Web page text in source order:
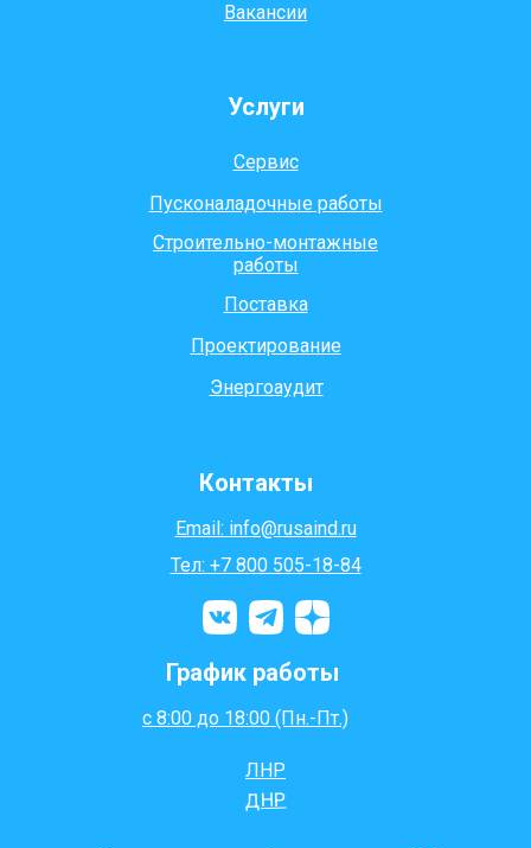
Услуги
Проектирование
Контакты
Email: info@rusaind.ru
Тел: +7 800 505-18-84
Энергоаудит
Поставка
Строительно-монтажные
работы
Пусконаладочные работы
Сервис
Вакансии
ДНР
ЛНР
с 8:00 до 18:00 (Пн.-Пт.)
График работы